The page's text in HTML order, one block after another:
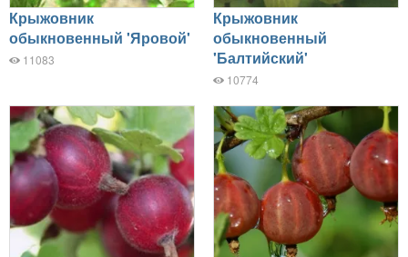
Крыжовник
обыкновенный 'Яровой'
11083
Крыжовник
обыкновенный
'Балтийский'
10774